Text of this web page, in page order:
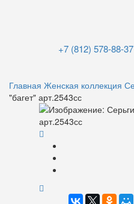
+7 (812) 578-88-37
Главная Женская коллекция
"багет" арт.2543сс